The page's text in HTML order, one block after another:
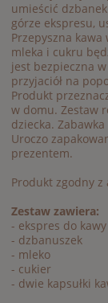
umieścić
górze ekspresu,
Przepyszna
mleka i cukru
jest bezpieczna
przyjaciół na
Produkt
w domu. Zestaw
dziecka.
Uroczo
prezentem.
Produkt zgodny
Zestaw zawiera:
- ekspres do kawy
- dzbanuszek
- mleko
- cukier
- dwie kapsułki